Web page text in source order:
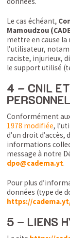
Le cas échéant,
Mamoudzou
mettre en cause
l’utilisateur,
raciste, injurieux,
le support utilisé
4 – CNIL ET
Conformément
1978 modifiée,
d’un droit
informations
message à notre
dpo@cadema.yt.
Pour plus
données (type de
https://
5 – LIENS